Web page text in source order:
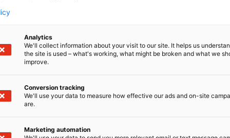
Analytics
We'll collect information about your visit to our site. It helps us
the site is used – what's working, what might be broken and what we
improve.
Conversion tracking
We'll use your data to measure how effective our ads and on-site
are.
Marketing automation